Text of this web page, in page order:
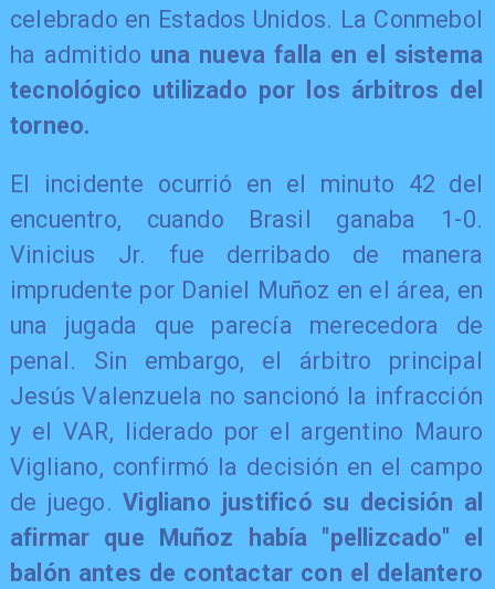
celebrado en Estados Unidos. La Conmebol
ha admitido una nueva falla en el sistema
tecnológico utilizado por los árbitros del
torneo.
El incidente ocurrió en el minuto 42 del
encuentro, cuando Brasil ganaba 1-0.
Vinicius Jr. fue derribado de manera
imprudente por Daniel Muñoz en el área, en
una jugada que parecía merecedora de
penal. Sin embargo, el árbitro principal
Jesús Valenzuela no sancionó la infracción
y el VAR, liderado por el argentino Mauro
Vigliano, confirmó la decisión en el campo
de juego.Vigliano justificó su decisión al
afirmar que Muñoz había "pellizcado" el
balón antes de contactar con el delantero